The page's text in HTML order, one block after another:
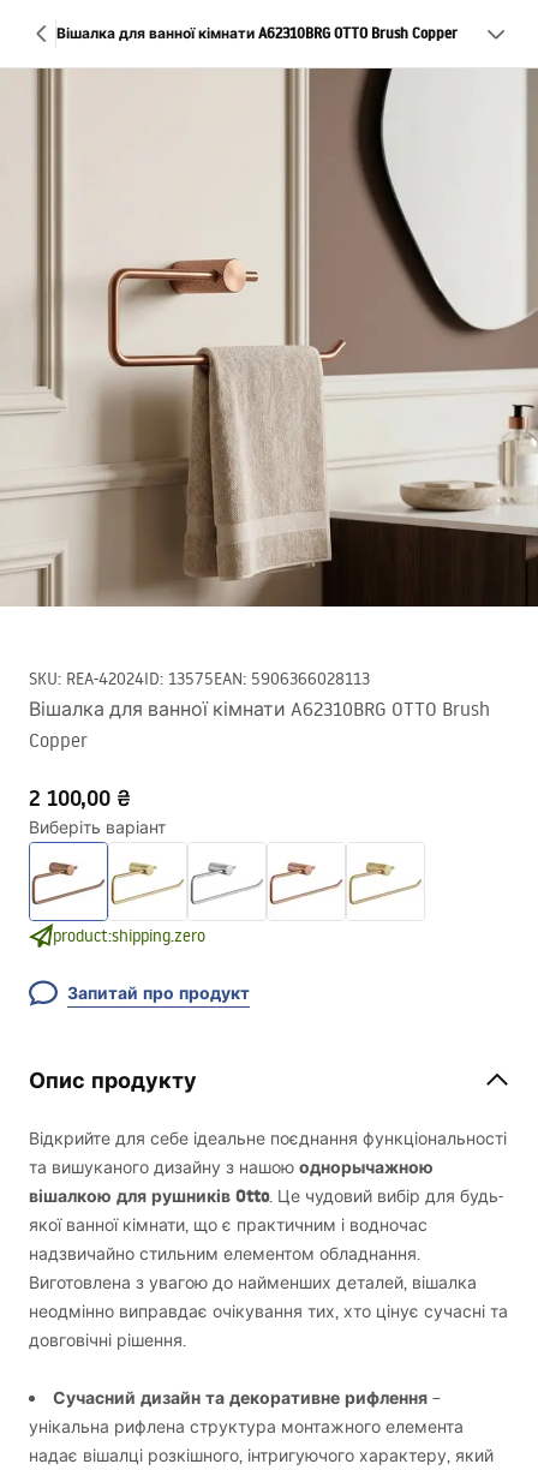
Вішалка для ванної кімнати A62310BRG OTTO Brush Copper
SKU: REA-42024ID: 13575EAN: 5906366028113
Вішалка для ванної кімнати A62310BRG OTTO Brush
Copper
2 100,00 ₴
Виберіть варіант
product:shipping.zero
Запитай про продукт
Опис продукту
Відкрийте для себе ідеальне поєднання функціональності
та вишуканого дизайну з нашою однорычажною
вішалкою для рушників Otto. Це чудовий вибір для будь-
якої ванної кімнати, що є практичним і водночас
надзвичайно стильним елементом обладнання.
Виготовлена з увагою до найменших деталей, вішалка
неодмінно виправдає очікування тих, хто цінує сучасні та
довговічні рішення.
Сучасний дизайн та декоративне рифлення –
унікальна рифлена структура монтажного елемента
надає вішалці розкішного, інтригуючого характеру, який